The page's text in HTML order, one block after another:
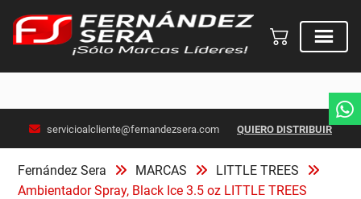
servicioalcliente@fernandezsera.com QUIERO DISTRIBUIR
Fernández Sera MARCAS
LITTLE TREES
Ambientador Spray, Black Ice 3.5 oz LITTLE TREES